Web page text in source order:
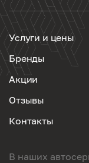
Услуги и цены
Бренды
Акции
Отзывы
Контакты
В наших